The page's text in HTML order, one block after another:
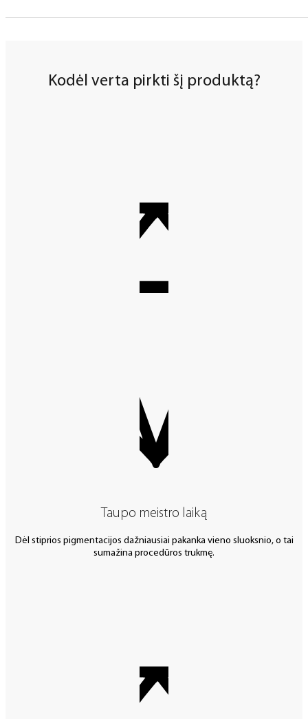
Kodėl verta pirkti šį produktą?
Taupo meistro laiką
Dėl stiprios pigmentacijos dažniausiai pakanka vieno sluoksnio, o tai
sumažina procedūros trukmę.